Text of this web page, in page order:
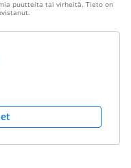
puutteita tai virheitä. Tieto on